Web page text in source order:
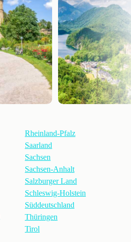
Rheinland-Pfalz
Saarland
Sachsen
Sachsen-Anhalt
Salzburger Land
Schleswig-Holstein
Süddeutschland
Thüringen
Tirol